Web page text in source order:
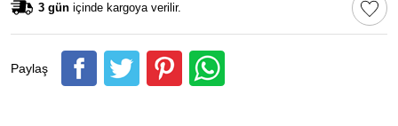
3 gün içinde kargoya verilir.
Paylaş